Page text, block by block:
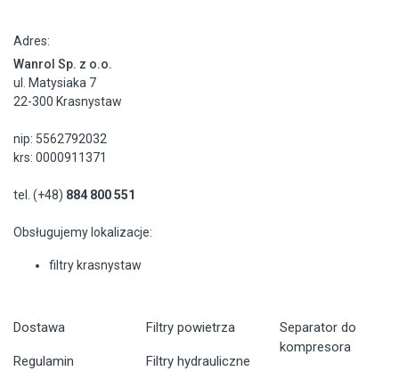
Adres:
Wanrol Sp. z o.o.
ul. Matysiaka 7
22-300 Krasnystaw
nip: 5562792032
krs: 0000911371
tel. (+48) 884 800 551
Obsługujemy lokalizacje:
filtry krasnystaw
Dostawa
Regulamin
Filtry powietrza
Filtry hydrauliczne
Separator do
kompresora